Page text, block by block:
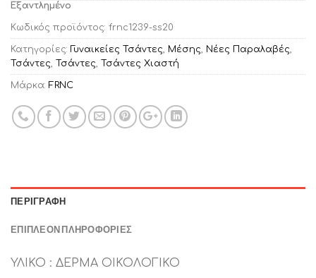
Εξαντλημένο
Κωδικός προϊόντος: frnc1239-ss20
Κατηγορίες: Γυναικείες Τσάντες, Μέσης, Νέες Παραλαβές,
Τσάντες, Τσάντες, Τσάντες Χιαστή
Μάρκα: FRNC
ΠΕΡΙΓΡΑΦΉ
ΕΠΙΠΛΈΟΝ ΠΛΗΡΟΦΟΡΊΕΣ
ΥΛΙΚΟ : ΔΕΡΜΑ ΟΙΚΟΛΟΓΙΚΟ